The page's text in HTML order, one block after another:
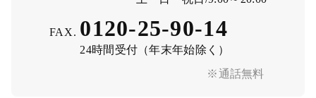
※通話無料
FAX. 0120-25-90-14
24時間受付（年末年始除く）